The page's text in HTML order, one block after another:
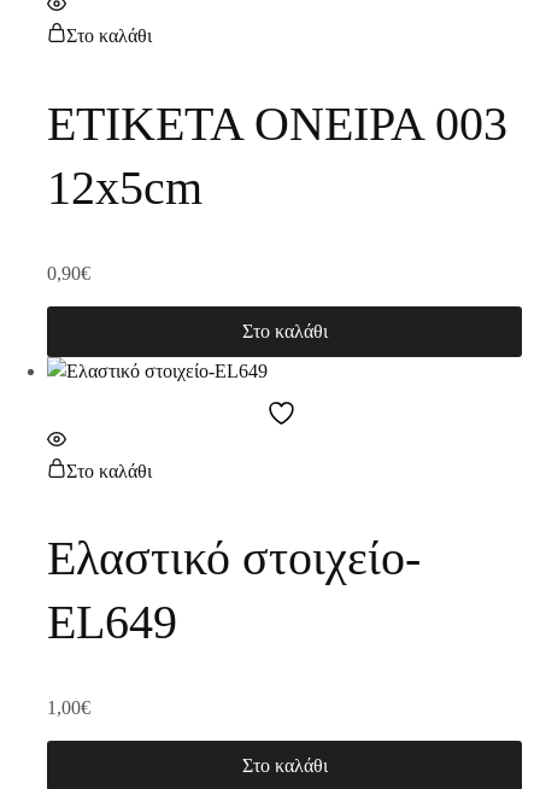
Στο καλάθι
ΕΤΙΚΕΤΑ ΟΝΕΙΡΑ 003
12x5cm
0,90€
Στο καλάθι
Στο καλάθι
Ελαστικό στοιχείο-
EL649
1,00€
Στο καλάθι